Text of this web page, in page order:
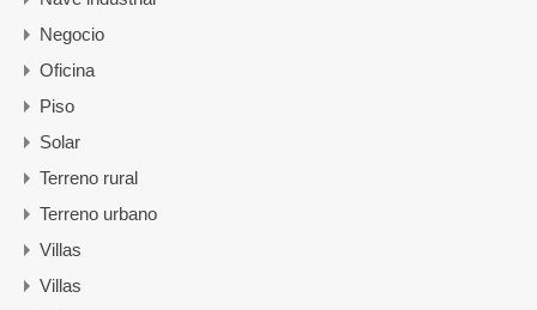
Negocio
Oficina
Piso
Solar
Terreno rural
Terreno urbano
Villas
Villas